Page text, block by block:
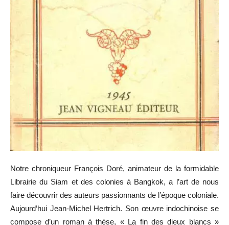
Notre chroniqueur François Doré, animateur de la formidable
Librairie du Siam et des colonies à Bangkok, a l’art de nous
faire découvrir des auteurs passionnants de l’époque coloniale.
Aujourd’hui Jean-Michel Hertrich. Son œuvre indochinoise se
compose d’un roman à thèse, « La fin des dieux blancs »